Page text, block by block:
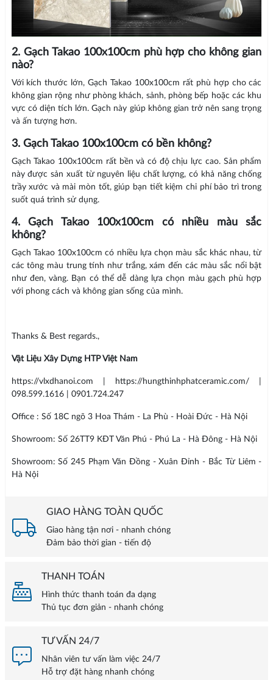
2. Gạch Takao 100x100cm phù hợp cho không gian
nào?
Với kích thước lớn, Gạch Takao 100x100cm rất phù hợp cho các
không gian rộng như phòng khách, sảnh, phòng bếp hoặc các khu
vực có diện tích lớn. Gạch này giúp không gian trở nên sang trọng
và ấn tượng hơn.
3. Gạch Takao 100x100cm có bền không?
Gạch Takao 100x100cm rất bền và có độ chịu lực cao. Sản phẩm
này được sản xuất từ nguyên liệu chất lượng, có khả năng chống
trầy xước và mài mòn tốt, giúp bạn tiết kiệm chi phí bảo trì trong
suốt quá trình sử dụng.
4. Gạch Takao 100x100cm có nhiều màu sắc
không?
Gạch Takao 100x100cm có nhiều lựa chọn màu sắc khác nhau, từ
các tông màu trung tính như trắng, xám đến các màu sắc nổi bật
như đen, vàng. Bạn có thể dễ dàng lựa chọn màu gạch phù hợp
với phong cách và không gian sống của mình.
Thanks & Best regards.,
Vật Liệu Xây Dựng HTP Việt Nam
https://vlxdhanoi.com | https://hungthinhphatceramic.com/ |
098.599.1616 | 0901.724.247
Office : Số 18C ngõ 3 Hoa Thám - La Phù - Hoài Đức - Hà Nội
Showroom: Số 26TT9 KĐT Văn Phú - Phú La - Hà Đông - Hà Nội
Showroom: Số 245 Phạm Văn Đồng - Xuân Đỉnh - Bắc Từ Liêm -
Hà Nội
GIAO HÀNG TOÀN QUỐC
Giao hàng tận nơi - nhanh chóng
Đảm bảo thời gian - tiến độ
THANH TOÁN
Hình thức thanh toán đa dạng
Thủ tục đơn giản - nhanh chóng
TƯ VẤN 24/7
Nhân viên tư vấn làm việc 24/7
Hỗ trợ đặt hàng nhanh chóng